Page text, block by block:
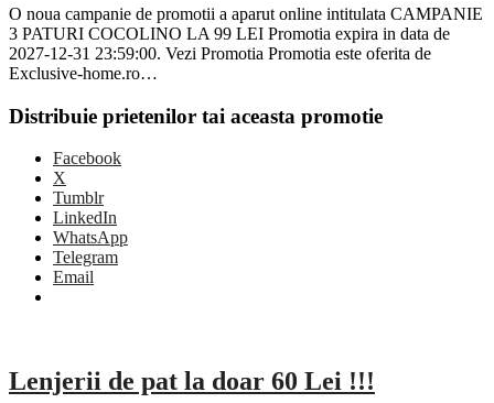
O noua campanie de promotii a aparut online intitulata CAMPANIE
3 PATURI COCOLINO LA 99 LEI Promotia expira in data de
2027-12-31 23:59:00. Vezi Promotia Promotia este oferita de
Exclusive-home.ro…
Distribuie prietenilor tai aceasta promotie
Facebook
X
Tumblr
LinkedIn
WhatsApp
Telegram
Email
Lenjerii de pat la doar 60 Lei !!!